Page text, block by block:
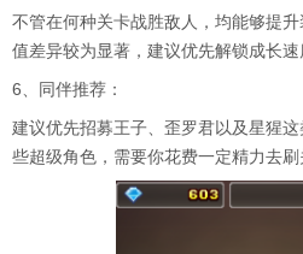
不管在何种关卡战胜敌人，均能够提
值差异较为显著，建议优先解锁成长速
6、同伴推荐：
建议优先招募王子、歪罗君以及星猩
些超级角色，需要你花费一定精力去刷